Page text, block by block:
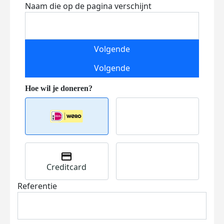
Naam die op de pagina verschijnt
Volgende
Volgende
Creditcard
Referentie